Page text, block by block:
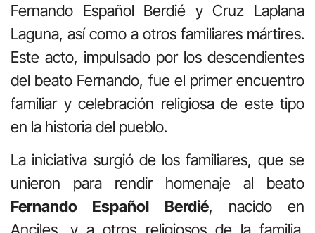
Fernando Español Berdié y Cruz Laplana
Laguna, así como a otros familiares mártires.
Este acto, impulsado por los descendientes
del beato Fernando, fue el primer encuentro
familiar y celebración religiosa de este tipo
en la historia del pueblo.
La iniciativa surgió de los familiares, que se
unieron para rendir homenaje al beato
Fernando Español Berdié, nacido en